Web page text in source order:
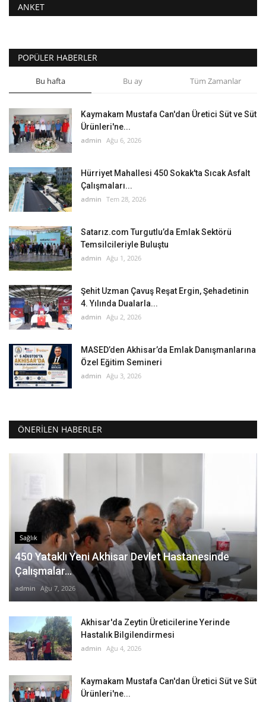
ANKET
POPÜLER HABERLER
Bu hafta Bu ay Tüm Zamanlar
Kaymakam Mustafa Can'dan Üretici Süt ve Süt
Ürünleri'ne...
admin Ağu 6, 2026
Hürriyet Mahallesi 450 Sokak'ta Sıcak Asfalt
Çalışmaları...
admin Tem 28, 2026
Satarız.com Turgutlu’da Emlak Sektörü
Temsilcileriyle Buluştu
admin Ağu 1, 2026
Şehit Uzman Çavuş Reşat Ergin, Şehadetinin
4. Yılında Dualarla...
admin Ağu 2, 2026
MASED’den Akhisar’da Emlak Danışmanlarına
Özel Eğitim Semineri
admin Ağu 3, 2026
ÖNERILEN HABERLER
Sağlık
450 Yataklı Yeni Akhisar Devlet Hastanesinde
Çalışmalar...
admin Ağu 7, 2026
Akhisar'da Zeytin Üreticilerine Yerinde
Hastalık Bilgilendirmesi
admin Ağu 4, 2026
Kaymakam Mustafa Can'dan Üretici Süt ve Süt
Ürünleri'ne...